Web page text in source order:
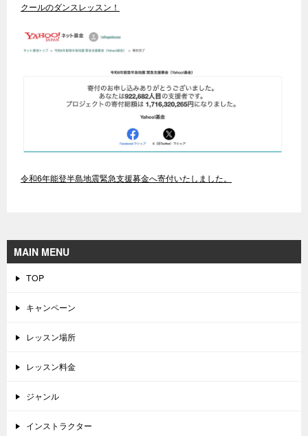
クールのダンスレッスン！
令和6年能登半島地震緊急支援募金へ寄付いたしました。
MAIN MENU
TOP
キャンペーン
レッスン場所
レッスン料金
ジャンル
インストラクター